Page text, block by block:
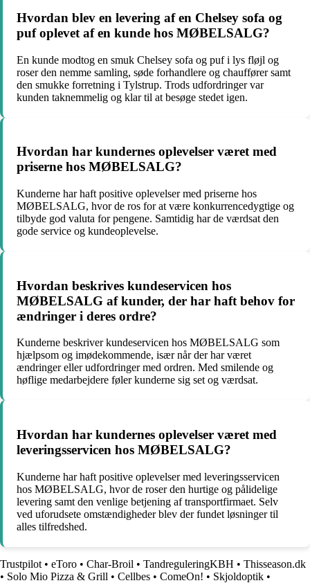
Hvordan blev en levering af en Chelsey sofa og
puf oplevet af en kunde hos MØBELSALG?
En kunde modtog en smuk Chelsey sofa og puf i lys fløjl og
roser den nemme samling, søde forhandlere og chauffører samt
den smukke forretning i Tylstrup. Trods udfordringer var
kunden taknemmelig og klar til at besøge stedet igen.
Hvordan har kundernes oplevelser været med
priserne hos MØBELSALG?
Kunderne har haft positive oplevelser med priserne hos
MØBELSALG, hvor de ros for at være konkurrencedygtige og
tilbyde god valuta for pengene. Samtidig har de værdsat den
gode service og kundeoplevelse.
Hvordan beskrives kundeservicen hos
MØBELSALG af kunder, der har haft behov for
ændringer i deres ordre?
Kunderne beskriver kundeservicen hos MØBELSALG som
hjælpsom og imødekommende, især når der har været
ændringer eller udfordringer med ordren. Med smilende og
høflige medarbejdere føler kunderne sig set og værdsat.
Hvordan har kundernes oplevelser været med
leveringsservicen hos MØBELSALG?
Kunderne har haft positive oplevelser med leveringsservicen
hos MØBELSALG, hvor de roser den hurtige og pålidelige
levering samt den venlige betjening af transportfirmaet. Selv
ved uforudsete omstændigheder blev der fundet løsninger til
alles tilfredshed.
Trustpilot • eToro • Char-Broil • TandreguleringKBH • Thisseason.dk
• Solo Mio Pizza & Grill • Cellbes • ComeOn! • Skjoldoptik •